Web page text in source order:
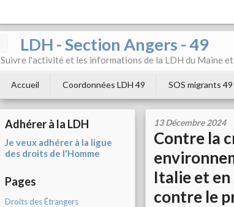
LDH - Section Angers - 49
Suivre l'activité et les informations de la LDH du Maine
Accueil Coordonnées LDH 49 SOS migrants 49
Adhérer à la LDH
Je veux adhérer à la ligue
des droits de l'Homme
Pages
Droits des Étrangers
13 Décembre 2024
Contre la
Italie et
contre le